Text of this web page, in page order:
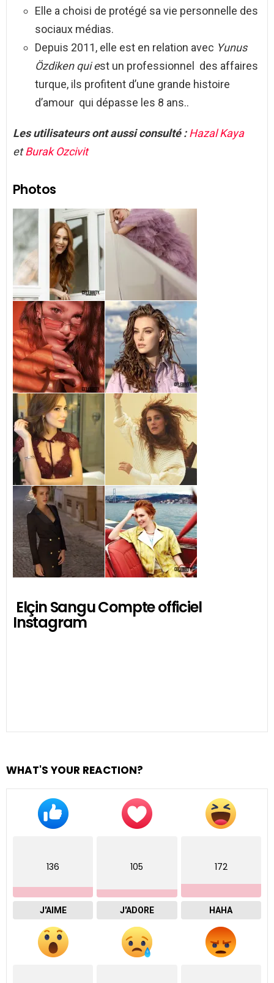
Elle a choisi de protégé sa vie personnelle des
sociaux médias.
Depuis 2011, elle est en relation avec Yunus
Özdiken qui est un professionnel des affaires
turque, ils profitent d’une grande histoire
d’amour qui dépasse les 8 ans..
Les utilisateurs ont aussi consulté : Hazal Kaya
etBurak Ozcivit
Photos
Elçin Sangu Compte officiel
Instagram
WHAT'S YOUR REACTION?
136
J'AIME
105
J'ADORE
172
HAHA